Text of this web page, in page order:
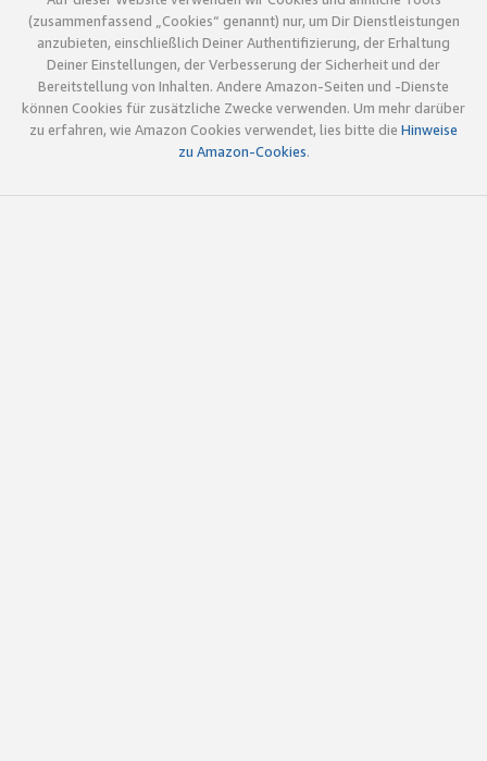
(zusammenfassend „Cookies“ genannt) nur, um Dir Dienstleistungen
anzubieten, einschließlich Deiner Authentifizierung, der Erhaltung
Deiner Einstellungen, der Verbesserung der Sicherheit und der
Bereitstellung von Inhalten. Andere Amazon-Seiten und -Dienste
können Cookies für zusätzliche Zwecke verwenden. Um mehr darüber
zu erfahren, wie Amazon Cookies verwendet, lies bitte die Hinweise
zu Amazon-Cookies.